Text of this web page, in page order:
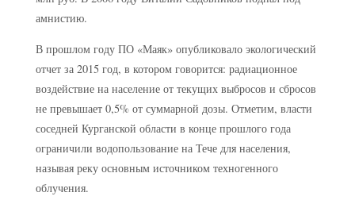
амнистию.
В прошлом году ПО «Маяк» опубликовало экологический
отчет за 2015 год, в котором говорится: радиационное
воздействие на население от текущих выбросов и сбросов
не превышает 0,5% от суммарной дозы. Отметим, власти
соседней Курганской области в конце прошлого года
ограничили водопользование на Тече для населения,
называя реку основным источником техногенного
облучения.